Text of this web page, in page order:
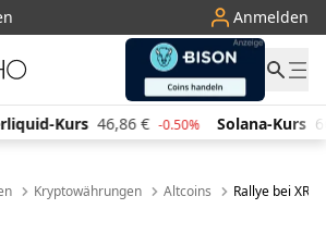
Anmelden
46,86 € -0.50% Solana-Kurs 66,01 € 1.10%
Kryptowährungen Altcoins Rallye bei